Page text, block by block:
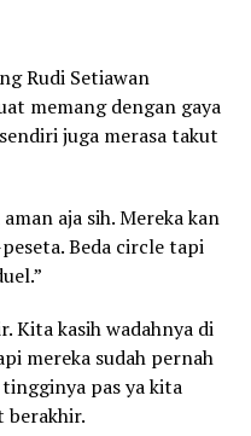
Rudi Setiawan
memang dengan gaya
juga merasa takut
aja sih. Mereka kan
Beda circle tapi
Kita kasih wadahnya di
mereka sudah pernah
pas ya kita
berakhir.